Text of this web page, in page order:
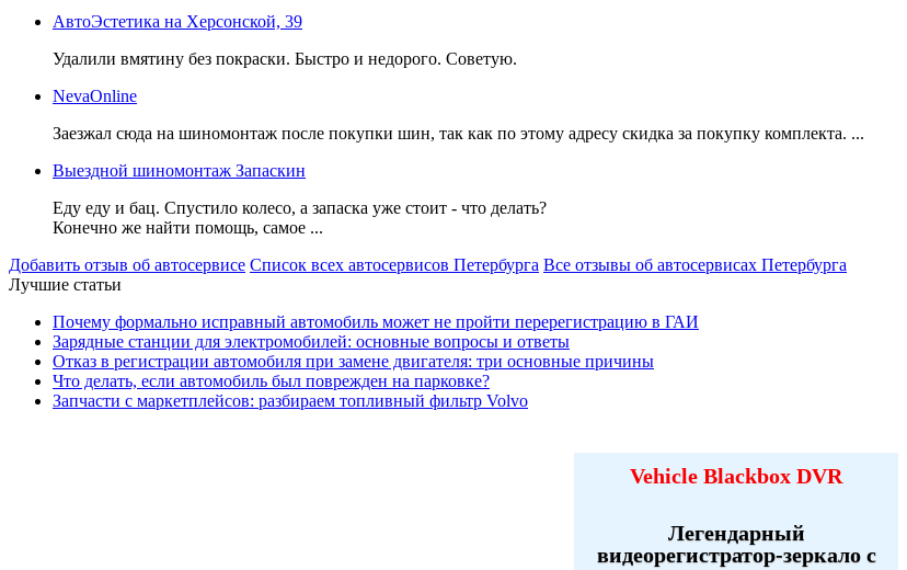
АвтоЭстетика на Херсонской, 39
Удалили вмятину без покраски. Быстро и недорого. Советую.
NevaOnline
Заезжал сюда на шиномонтаж после покупки шин, так как по этому адресу скидка за покупку комплекта. ...
Выездной шиномонтаж Запаскин
Еду еду и бац. Спустило колесо, а запаска уже стоит - что делать?
Конечно же найти помощь, самое ...
Добавить отзыв об автосервисе Список всех автосервисов Петербурга Все отзывы об автосервисах Петербурга
Лучшие статьи
Почему формально исправный автомобиль может не пройти перерегистрацию в ГАИ
Зарядные станции для электромобилей: основные вопросы и ответы
Отказ в регистрации автомобиля при замене двигателя: три основные причины
Что делать, если автомобиль был поврежден на парковке?
Запчасти с маркетплейсов: разбираем топливный фильтр Volvo
Vehicle Blackbox DVR
Легендарный
видеорегистратор-зеркало с